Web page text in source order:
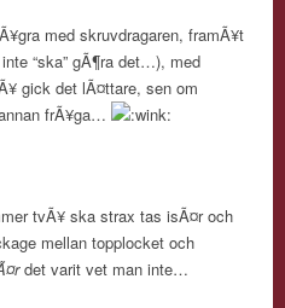
med skruvdragaren, framÃ¥t
“ska” gÃ¶ra det…), med
gick det lÃ¤ttare, sen om
frÃ¥ga…
tvÃ¥ ska strax tas isÃ¤r och
mellan topplocket och
det varit vet man inte…